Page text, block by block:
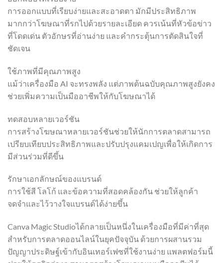
การออกแบบที่เรียบง่ายและสะอาดตา มักมีประสิทธิภาพ
มากกว่าโฆษณาที่รกไปด้วยรายละเอียด ควรเน้นที่หัวข้อข่าว
ที่โดดเด่น ตัวอักษรที่อ่านง่าย และคำกระตุ้นการตัดสินใจที่
ชัดเจน
ใช้ภาพที่มีคุณภาพสูง
แม้ว่าเครื่องมือ AI จะทรงพลัง แต่ภาพต้นฉบับคุณภาพสูงยังคง
ช่วยเพิ่มความเป็นมืออาชีพให้กับโฆษณาได้
ทดสอบหลายเวอร์ชัน
การสร้างโฆษณาหลายเวอร์ชันช่วยให้นักการตลาดสามารถ
เปรียบเทียบประสิทธิภาพและปรับปรุงแคมเปญเพื่อให้เกิดการ
มีส่วนร่วมที่ดีขึ้น
รักษาเอกลักษณ์ของแบรนด์
การใช้สี โลโก้ และข้อความที่สอดคล้องกัน ช่วยให้ลูกค้า
จดจำและไว้วางใจแบรนด์ได้ง่ายขึ้น
Canva Magic Studioได้กลายเป็นหนึ่งในเครื่องมือที่มีค่าที่สุด
สำหรับการตลาดออนไลน์ในยุคปัจจุบัน ด้วยการผสานรวม
ปัญญาประดิษฐ์เข้ากับอินเทอร์เฟซที่ใช้งานง่าย แพลตฟอร์มนี้